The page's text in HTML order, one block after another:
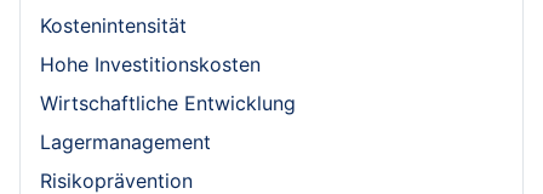
Kostenintensität
Hohe Investitionskosten
Wirtschaftliche Entwicklung
Lagermanagement
Risikoprävention